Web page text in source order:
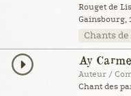
Rouget de
Gainsbourg,
Chants
Ay
Auteur /
Chant des